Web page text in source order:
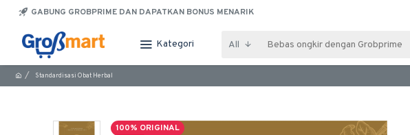
GABUNG GROBPRIME DAN DAPATKAN BONUS MENARIK
Kategori All
Standardisasi Obat Herbal
100% ORIGINAL